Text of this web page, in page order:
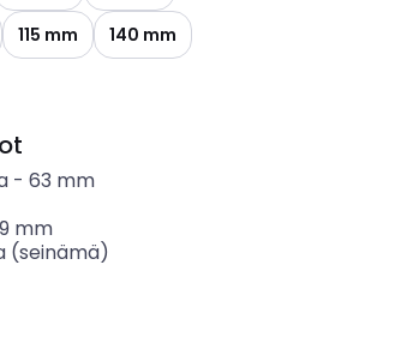
115 mm 140 mm
vaihtoehdot
- 63 mm
mm
(seinämä)